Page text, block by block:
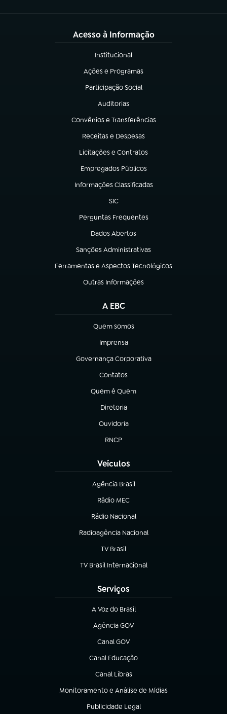
Acesso à Informação
Institucional
(abre em nova aba)
Ações e Programas
(abre em nova aba)
Participação Social
(abre em nova aba)
Auditorias
(abre em nova aba)
Convênios e Transferências
(abre em nova aba)
Receitas e Despesas
(abre em nova aba)
Licitações e Contratos
(abre em nova aba)
Empregados Públicos
(abre em nova aba)
Informações Classificadas
(abre em nova aba)
SIC
(abre em nova aba)
Perguntas Frequentes
(abre em nova aba)
Dados Abertos
(abre em nova aba)
Sanções Administrativas
(abre em nova aba)
Ferramentas e Aspectos Tecnológicos
(abre em nova aba)
Outras Informações
(abre em nova aba)
A EBC
Quem somos
(abre em nova aba)
Imprensa
(abre em nova aba)
Governança Corporativa
(abre em nova aba)
Contatos
(abre em nova aba)
Quem é Quem
(abre em nova aba)
Diretoria
(abre em nova aba)
Ouvidoria
(abre em nova aba)
RNCP
(abre em nova aba)
Veículos
Agência Brasil
(abre em nova aba)
Rádio MEC
(abre em nova aba)
Rádio Nacional
Radioagência Nacional
(abre em nova aba)
TV Brasil
(abre em nova aba)
TV Brasil Internacional
(abre em nova aba)
Serviços
A Voz do Brasil
(abre em nova aba)
Agência GOV
(abre em nova aba)
Canal GOV
(abre em nova aba)
Canal Educação
(abre em nova aba)
Canal Libras
(abre em nova aba)
Monitoramento e Análise de Mídias
(abre em nova aba)
Publicidade Legal
(abre em nova aba)